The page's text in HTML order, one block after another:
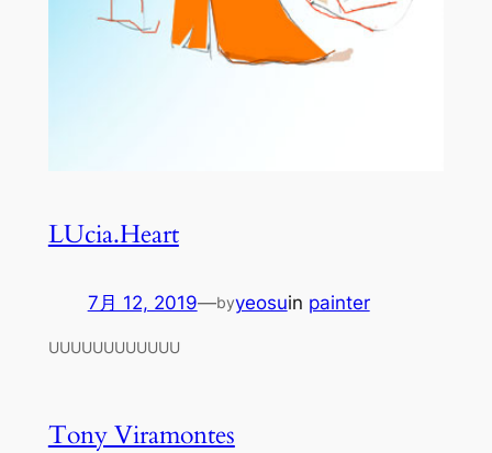
LUcia.Heart
7月 12, 2019—byyeosuin painter
UUUUUUUUUUUU
Tony Viramontes